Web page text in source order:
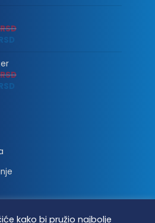
RSD
RSD
kako bi pružio najbolje